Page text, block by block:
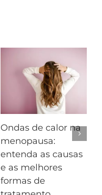
Ondas de calor na
menopausa:
entenda as causas
e as melhores
formas de